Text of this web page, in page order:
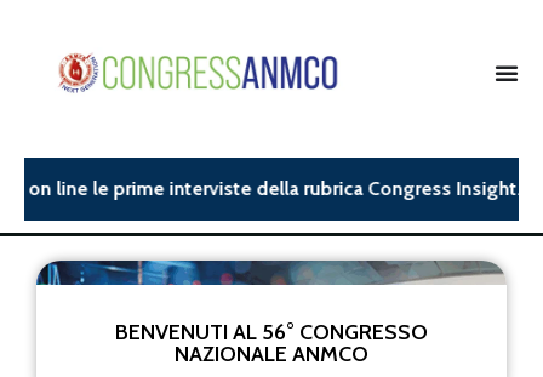
on line le prime interviste della rubrica Congress Insight.|
BENVENUTI AL 56° CONGRESSO
NAZIONALE ANMCO